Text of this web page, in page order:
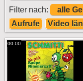
Filter nach:
Aufrufe
Video
00:00